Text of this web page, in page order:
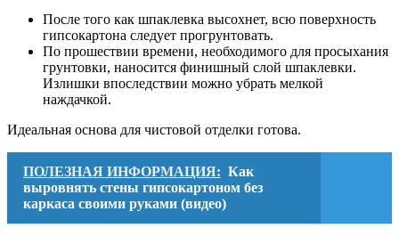
После того как шпаклевка высохнет, всю поверхность
гипсокартона следует прогрунтовать.
По прошествии времени, необходимого для просыхания
грунтовки, наносится финишный слой шпаклевки.
Излишки впоследствии можно убрать мелкой
наждачкой.
Идеальная основа для чистовой отделки готова.
ПОЛЕЗНАЯ ИНФОРМАЦИЯ: Как
выровнять стены гипсокартоном без
каркаса своими руками (видео)